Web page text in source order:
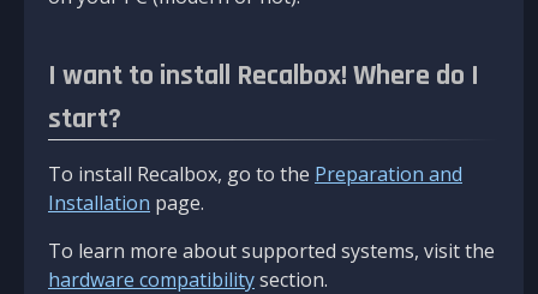
I want to install Recalbox! Where do I
start?
To install Recalbox, go to the Preparation and
Installation page.
To learn more about supported systems, visit the
hardware compatibilitysection.